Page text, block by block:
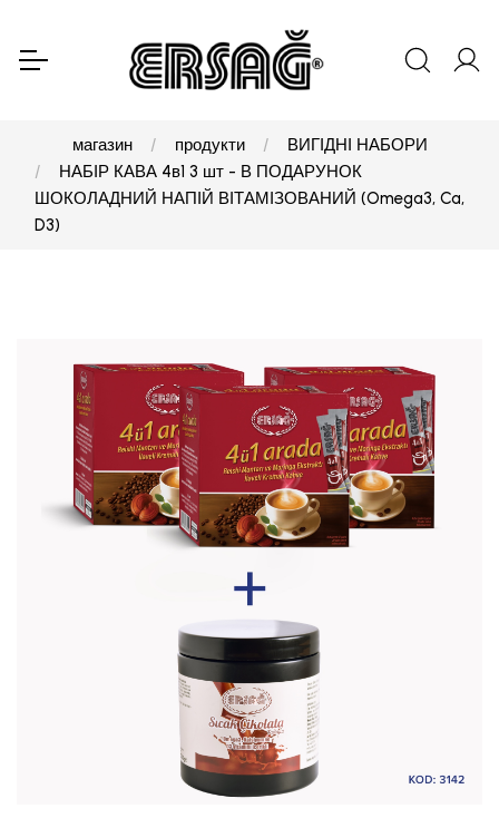
магазин продукти
ВИГІДНІ НАБОРИ
НАБІР КАВА 4в1 3 шт - В ПОДАРУНОК
ШОКОЛАДНИЙ НАПІЙ ВІТАМІЗОВАНИЙ (Omega3, Ca,
D3)